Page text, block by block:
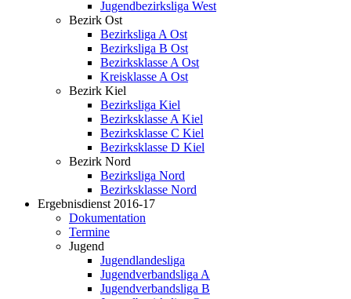
Jugendbezirksliga West
Bezirk Ost
Bezirksliga A Ost
Bezirksliga B Ost
Bezirksklasse A Ost
Kreisklasse A Ost
Bezirk Kiel
Bezirksliga Kiel
Bezirksklasse A Kiel
Bezirksklasse C Kiel
Bezirksklasse D Kiel
Bezirk Nord
Bezirksliga Nord
Bezirksklasse Nord
Ergebnisdienst 2016-17
Dokumentation
Termine
Jugend
Jugendlandesliga
Jugendverbandsliga A
Jugendverbandsliga B